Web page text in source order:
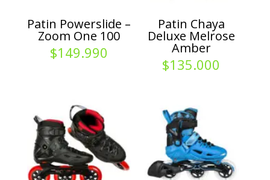
Patin Powerslide –
Zoom One 100
$149.990
Patin Chaya
Deluxe Melrose
Amber
$135.000